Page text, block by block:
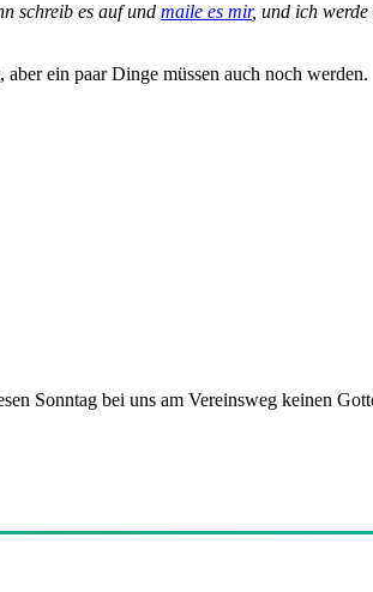
schreib es auf und maile es mir, und ich
ein paar Dinge müssen auch noch werden.
Sonntag bei uns am Vereinsweg keinen